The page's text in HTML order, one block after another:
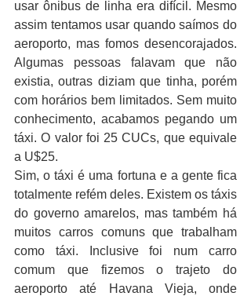
usar ônibus de linha era difícil. Mesmo
assim tentamos usar quando saímos do
aeroporto, mas fomos desencorajados.
Algumas pessoas falavam que não
existia, outras diziam que tinha, porém
com horários bem limitados. Sem muito
conhecimento, acabamos pegando um
táxi. O valor foi 25 CUCs, que equivale
a U$25.
Sim, o táxi é uma fortuna e a gente fica
totalmente refém deles. Existem os táxis
do governo amarelos, mas também há
muitos carros comuns que trabalham
como táxi. Inclusive foi num carro
comum que fizemos o trajeto do
aeroporto até Havana Vieja, onde